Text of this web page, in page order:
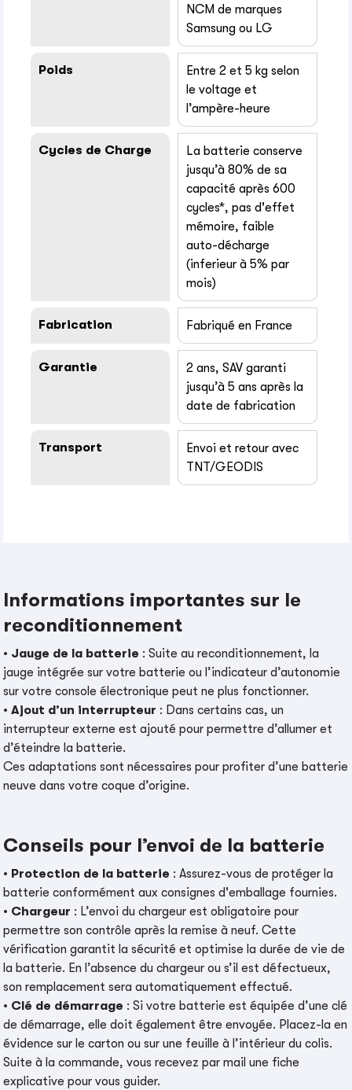
NCM de marques
Samsung ou LG
Poids
Entre 2 et 5 kg selon
le voltage et
l’ampère-heure
Cycles de Charge
La batterie conserve
jusqu’à 80% de sa
capacité après 600
cycles*, pas d'effet
mémoire, faible
auto-décharge
(inferieur à 5% par
mois)
Fabrication Fabriqué en France
Garantie
2 ans, SAV garanti
jusqu’à 5 ans après la
date de fabrication
Transport
Envoi et retour avec
TNT/GEODIS
Informations importantes sur le
reconditionnement
• Jauge de la batterie : Suite au reconditionnement, la
jauge intégrée sur votre batterie ou l’indicateur d’autonomie
sur votre console électronique peut ne plus fonctionner.
•Ajout d’un interrupteur : Dans certains cas, un
interrupteur externe est ajouté pour permettre d’allumer et
d’éteindre la batterie.
Ces adaptations sont nécessaires pour profiter d’une batterie
neuve dans votre coque d’origine.
Conseils pour l’envoi de la batterie
• Protection de la batterie : Assurez-vous de protéger la
batterie conformément aux consignes d'emballage fournies.
• Chargeur : L’envoi du chargeur est obligatoire pour
permettre son contrôle après la remise à neuf. Cette
vérification garantit la sécurité et optimise la durée de vie de
la batterie. En l’absence du chargeur ou s’il est défectueux,
son remplacement sera automatiquement effectué.
• Clé de démarrage : Si votre batterie est équipée d’une clé
de démarrage, elle doit également être envoyée. Placez-la en
évidence sur le carton ou sur une feuille à l’intérieur du colis.
Suite à la commande, vous recevez par mail une fiche
explicative pour vous guider.